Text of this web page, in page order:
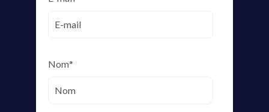
Nom*